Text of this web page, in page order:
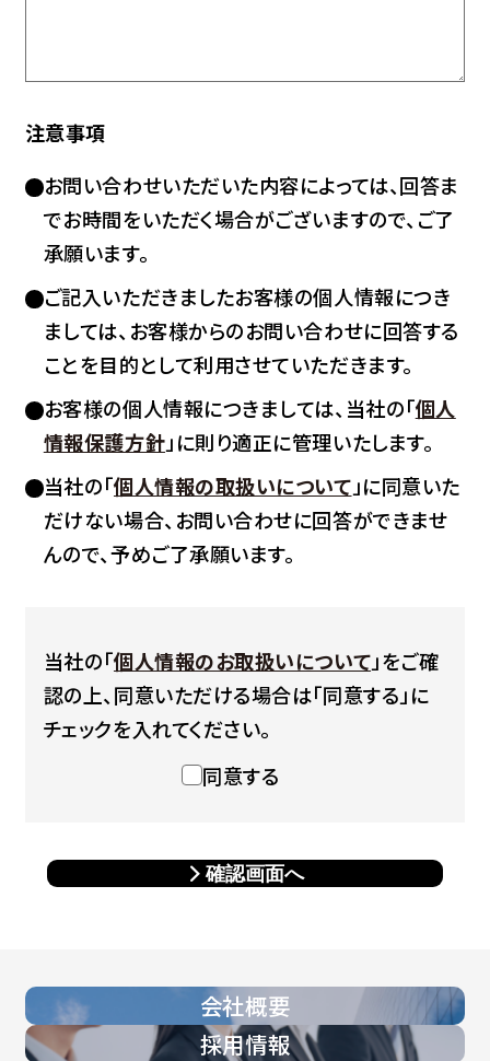
注意事項
お問い合わせいただいた内容によっては、回答ま
でお時間をいただく場合がございますので、ご了
承願います。
ご記入いただきましたお客様の個人情報につき
ましては、お客様からのお問い合わせに回答する
ことを目的として利用させていただきます。
お客様の個人情報につきましては、当社の「個人
情報保護方針」に則り適正に管理いたします。
当社の「個人情報の取扱いについて 」に同意いた
だけない場合、お問い合わせに回答ができませ
んので、予めご了承願います。
当社の「個人情報のお取扱いについて」をご確
認の上、同意いただける場合は「同意する」に
チェックを入れてください。
同意する
確認画面へ
会社概要
採用情報